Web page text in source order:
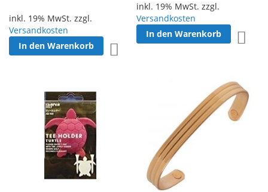
inkl. 19% MwSt. zzgl.
Versandkosten
In den Warenkorb
inkl. 19% MwSt. zzgl.
Versandkosten
In den Warenkorb